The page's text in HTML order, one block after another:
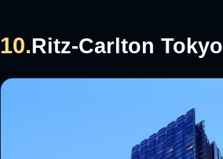
10.Ritz-Carlton Tokyo